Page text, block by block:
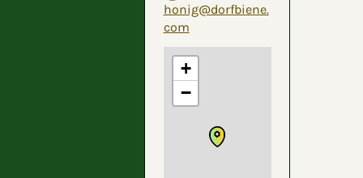
honig@dorfbiene.
com
+
−